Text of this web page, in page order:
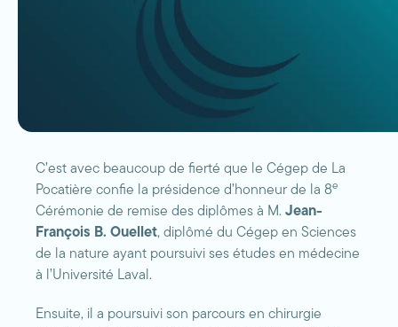
C’est avec beaucoup de fierté que le Cégep de La
Pocatière confie la présidence d’honneur de la 8e
Cérémonie de remise des diplômes à M. Jean-
François B. Ouellet, diplômé du Cégep en Sciences
de la nature ayant poursuivi ses études en médecine
à l’Université Laval.
Ensuite, il a poursuivi son parcours en chirurgie